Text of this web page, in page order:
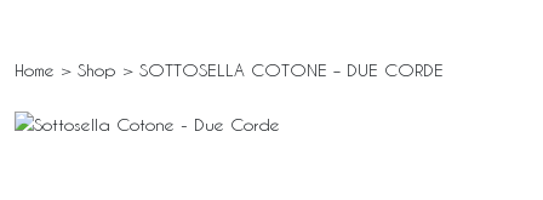
Home > Shop > SOTTOSELLA COTONE – DUE CORDE